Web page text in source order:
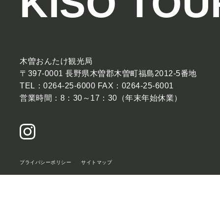
木曽おんたけ観光局
〒397-0001 長野県木曽郡木曽町福島2012-5番地
TEL：0264-25-6000 FAX：0264-25-6001
営業時間：8：30～17：30（年末年始休業）
プライバシーポリシー サイトマップ